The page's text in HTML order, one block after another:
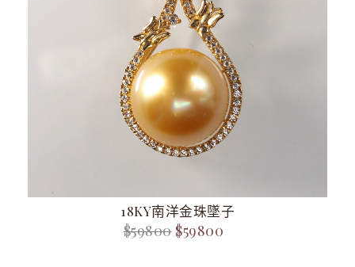
18KY南洋金珠墜子
$59800 $59800